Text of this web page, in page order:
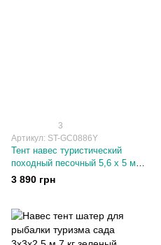
3
Артикул: ST-GC0886Y
Тент навес туристический
походный песочный 5,6 х 5 м,
высота - 2,5 м
Солнцезащитный
3 890 грн